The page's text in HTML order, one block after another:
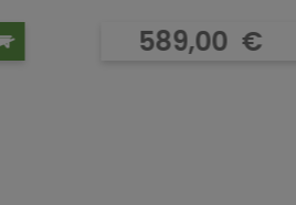
Precio
589,00 €